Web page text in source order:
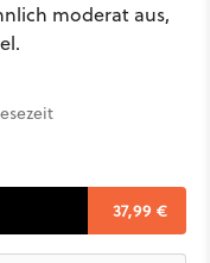
moderat aus,
37,99 €